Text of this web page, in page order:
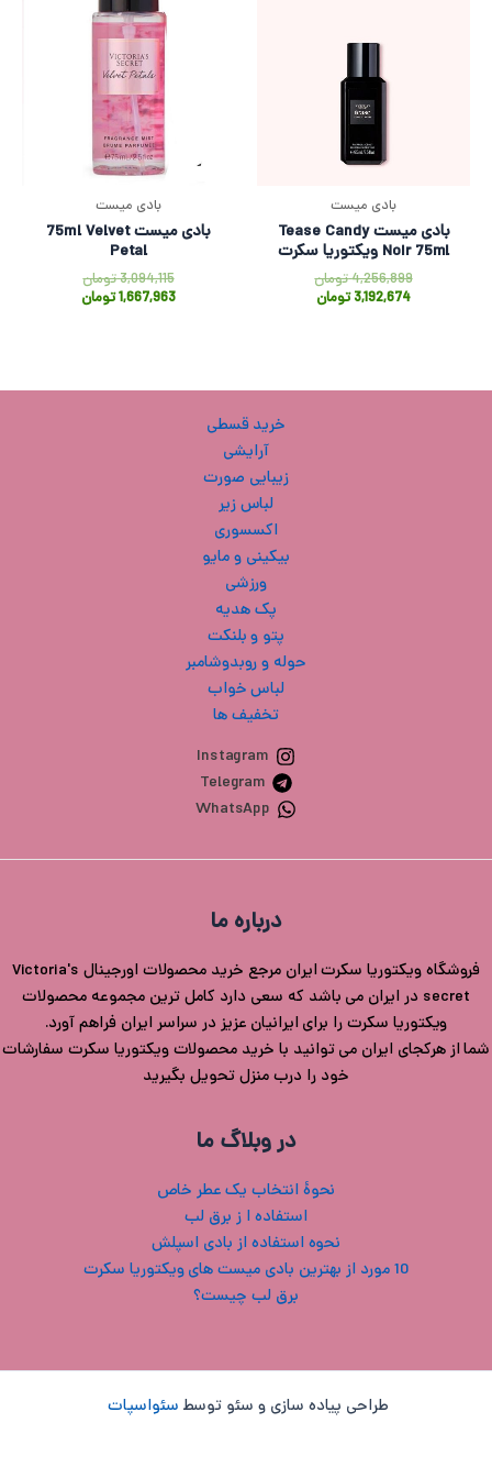
بادی میست
بادی میست Tease Candy
Noir 75ml ویکتوریا سکرت
4,256,899تومان
3,192,674 تومان
بادی میست
بادی میست 75ml Velvet
Petal
3,094,115تومان
1,667,963تومان
خرید قسطی
آرایشی
زیبایی صورت
لباس زیر
اکسسوری
بیکینی و مایو
ورزشی
پک هدیه
پتو و بلنکت
حوله و روبدوشامبر
لباس خواب
تخفیف ها
Instagram
Telegram
WhatsApp
درباره ما
فروشگاه ویکتوریا سکرت ایران مرجع خرید محصولات اورجینال Victoria's
secret در ایران می باشد که سعی دارد کامل ترین مجموعه محصولات
ویکتوریا سکرت را برای ایرانیان عزیز در سراسر ایران فراهم آورد.
شما از هرکجای ایران می توانید با خرید محصولات ویکتوریا سکرت سفارشات
خود را درب منزل تحویل بگیرید
در وبلاگ ما
نحوۀ انتخاب یک عطر خاص
استفاده ا ز برق لب
نحوه استفاده از بادی اسپلش
10 مورد از بهترین بادی میست های ویکتوریا سکرت
برق لب چیست؟
طراحی پیاده سازی و سئو توسط سئواسپات